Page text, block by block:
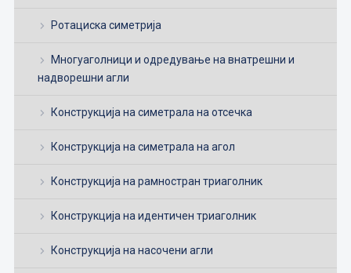
Ротациска симетрија
Многуаголници и одредување на внатрешни и
надворешни агли
Конструкција на симетрала на отсечка
Конструкција на симетрала на агол
Конструкција на рамностран триаголник
Конструкција на идентичен триаголник
Конструкција на насочени агли